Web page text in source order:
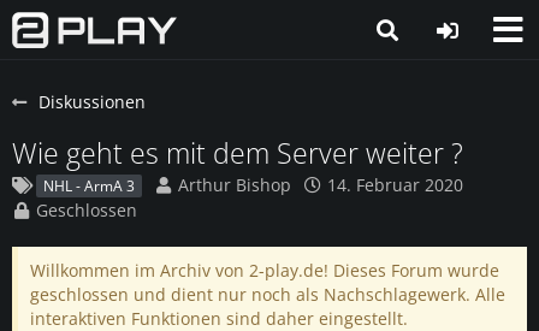
Diskussionen
Wie geht es mit dem Server weiter ?
NHL - ArmA 3 Arthur Bishop
14. Februar 2020
Geschlossen
Willkommen im Archiv von 2-play.de! Dieses Forum wurde
geschlossen und dient nur noch als Nachschlagewerk. Alle
interaktiven Funktionen sind daher eingestellt.